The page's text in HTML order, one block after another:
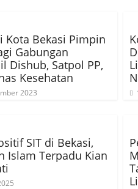
Kota Bekasi Pimpin
Gabungan
Dishub, Satpol PP,
Kesehatan
2023
SIT di Bekasi,
Islam Terpadu Kian